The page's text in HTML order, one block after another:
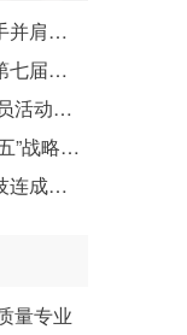
众志成城抗击汛情，携手并肩共渡难关——致全国质协系统各成员单位防汛救灾倡议书
中国质量协会受邀参加第七届国际质量工程与管理大会
2026年中国质量协会会员活动暨企业质量文化建设推进交流活动成功举办
中国质量协会召开“十五五”战略规划宣贯会
中国质协受邀出席日科技连成立80周年纪念演讲会暨纪念祝贺会
量专业